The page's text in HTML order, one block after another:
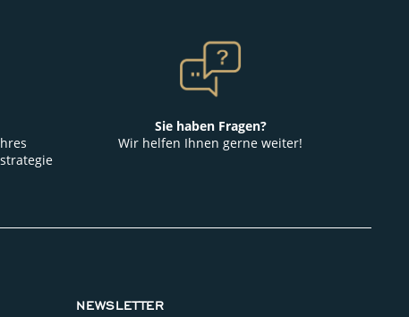
Sie haben Fragen?
Wir helfen Ihnen gerne weiter!
NEWSLETTER